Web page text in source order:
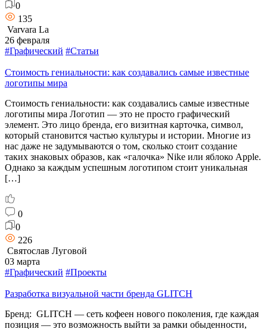
0
135
Varvara La
26 февраля
#Графический #Статьи
Стоимость гениальности: как создавались самые известные
логотипы мира
Стоимость гениальности: как создавались самые известные
логотипы мира Логотип — это не просто графический
элемент. Это лицо бренда, его визитная карточка, символ,
который становится частью культуры и истории. Многие из
нас даже не задумываются о том, сколько стоит создание
таких знаковых образов, как «галочка» Nike или яблоко Apple.
Однако за каждым успешным логотипом стоит уникальная
[…]
0
0
226
Святослав Луговой
03 марта
#Графический #Проекты
Разработка визуальной части бренда GLITCH
Бренд: GLITCH — сеть кофеен нового поколения, где каждая
позиция — это возможность выйти за рамки обыденности,